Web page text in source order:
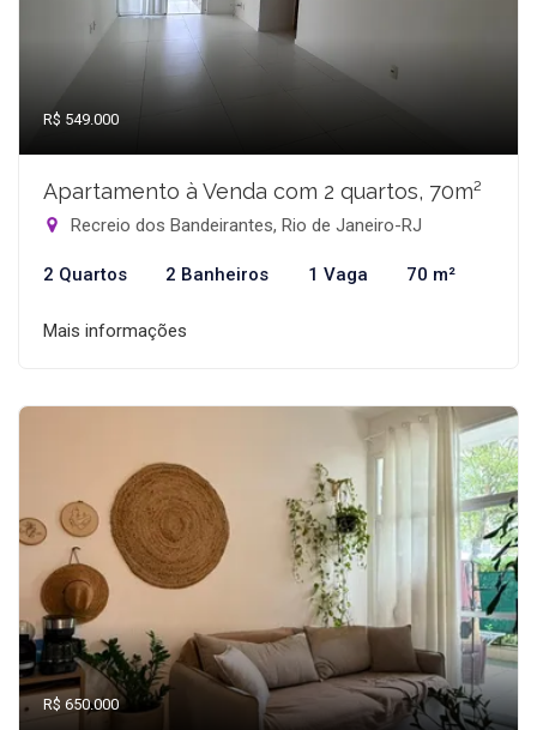
R$ 549.000
Apartamento à Venda com 2 quartos, 70m²
Recreio dos Bandeirantes, Rio de Janeiro-RJ
2 Quartos 2 Banheiros 1 Vaga 70 m²
Mais informações
R$ 650.000